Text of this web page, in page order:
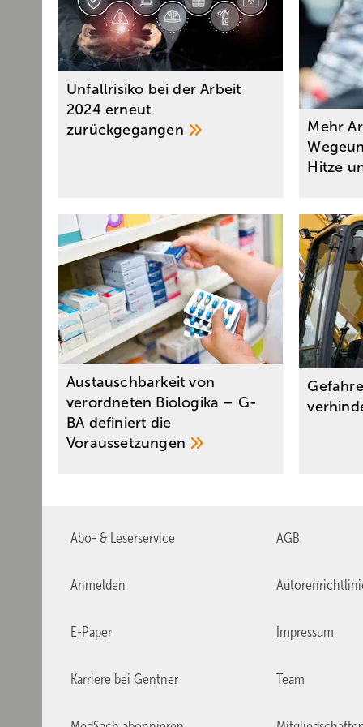
Unfallrisiko bei der Arbeit
2024 erneut
zurückgegangen
Mehr
Hitze
Austauschbarkeit von
verordneten Biologika – G-
BA definiert die
Voraussetzungen
Abo- & Leserservice AGB
Anmelden
E-Paper Impressum
Karriere bei Gentner Team